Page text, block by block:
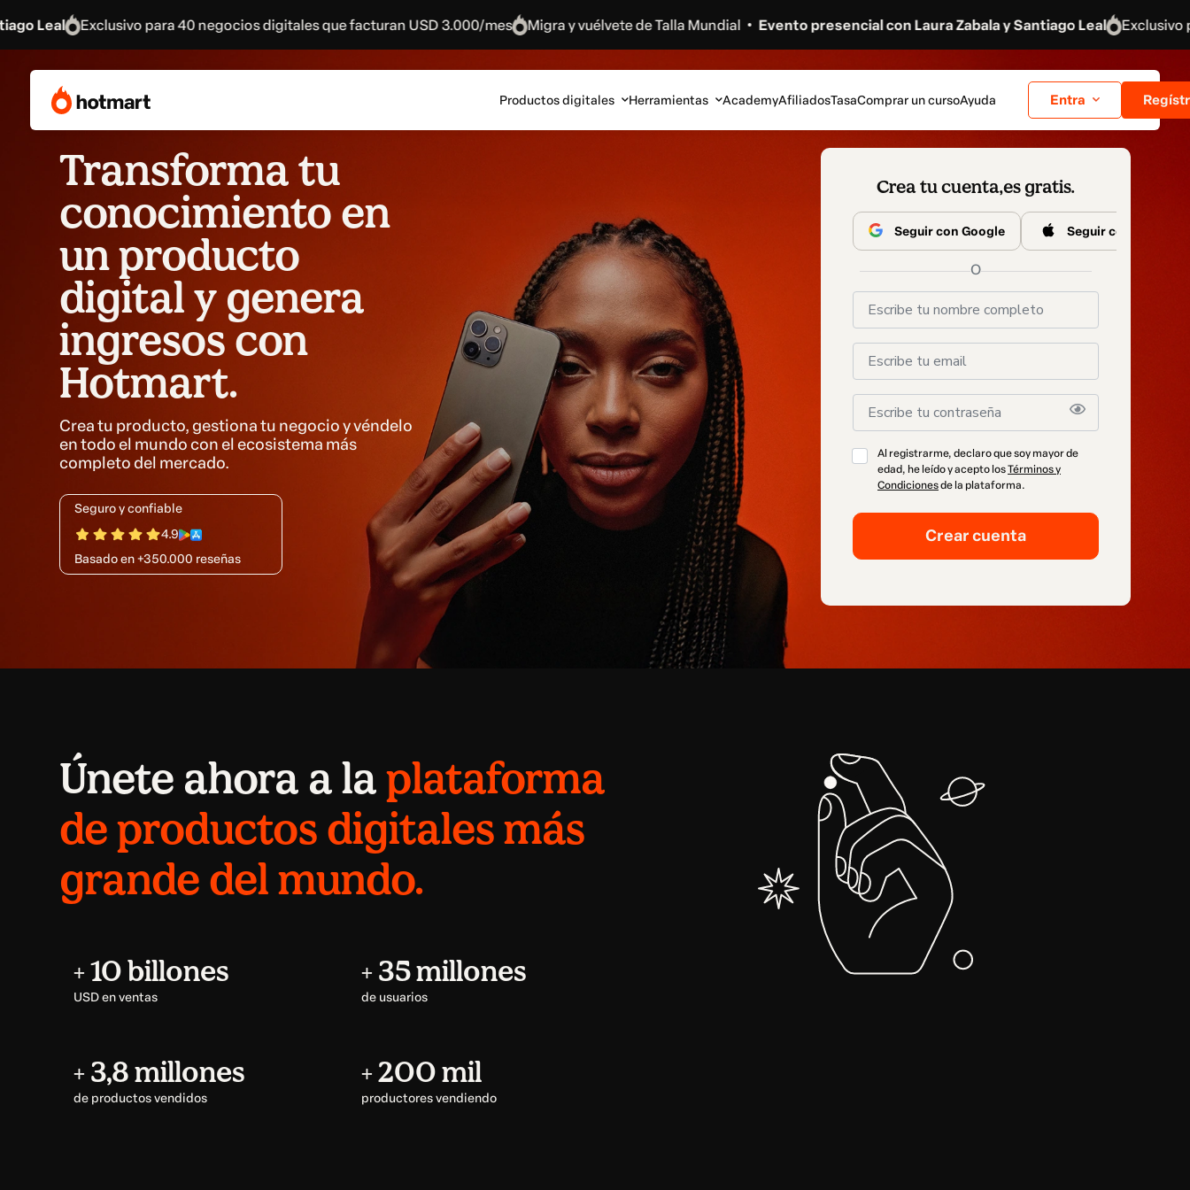
para 40 negocios digitales que facturan USD 3.000/mes Migra y vuélvete de Talla Mundial Evento presencial con Laura Zabala y Santiago Leal Exclusivo para 40 negocios
Productos digitales Herramientas AcademyAfiliadosTasaComprar un cursoAyuda Entra
Transforma tu
conocimiento en
un producto
digital y genera
ingresos con
Hotmart.
Crea tu producto, gestiona tu negocio y véndelo
en todo el mundo con el ecosistema más
completo del mercado.
Seguro y confiable
4.9
Basado en +350.000 reseñas
Crea tu cuenta,es gratis.
Únete ahora a laplataforma
de productos digitales más
grande del mundo.
+ 10 billones
USD en ventas
+ 35 millones
de usuarios
+ 3,8 millones
de productos vendidos
+ 200 mil
productores vendiendo